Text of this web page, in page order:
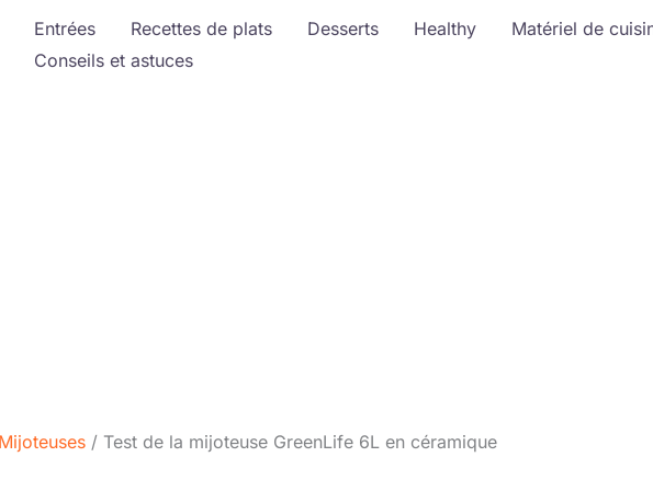
Entrées Recettes de plats Desserts Healthy Matériel de
Conseils et astuces
Mijoteuses Test de la mijoteuse GreenLife 6L en céramique